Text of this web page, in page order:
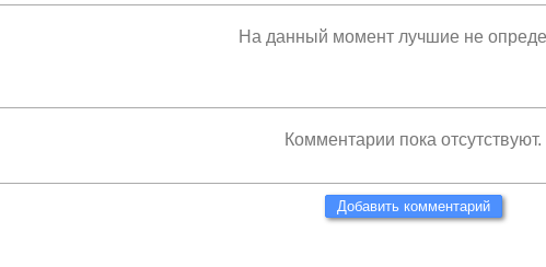
На данный момент лучшие не
Комментарии пока отсутствуют.
Добавить комментарий